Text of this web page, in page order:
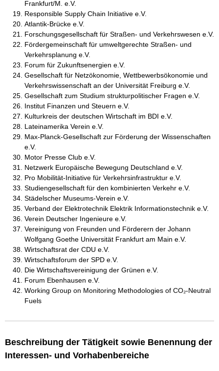
Frankfurt/M. e.V.
Responsible Supply Chain Initiative e.V.
Atlantik-Brücke e.V.
Forschungsgesellschaft für Straßen- und Verkehrswesen e.V.
Fördergemeinschaft für umweltgerechte Straßen- und
Verkehrsplanung e.V.
Forum für Zukunftsenergien e.V.
Gesellschaft für Netzökonomie, Wettbewerbsökonomie und
Verkehrswissenschaft an der Universität Freiburg e.V.
Gesellschaft zum Studium strukturpolitischer Fragen e.V.
Institut Finanzen und Steuern e.V.
Kulturkreis der deutschen Wirtschaft im BDI e.V.
Lateinamerika Verein e.V.
Max-Planck-Gesellschaft zur Förderung der Wissenschaften
e.V.
Motor Presse Club e.V.
Netzwerk Europäische Bewegung Deutschland e.V.
Pro Mobilität-Initiative für Verkehrsinfrastruktur e.V.
Studiengesellschaft für den kombinierten Verkehr e.V.
Städelscher Museums-Verein e.V.
Verband der Elektrotechnik Elektrik Informationstechnik e.V.
Verein Deutscher Ingenieure e.V.
Vereinigung von Freunden und Förderern der Johann
Wolfgang Goethe Universität Frankfurt am Main e.V.
Wirtschaftsrat der CDU e.V.
Wirtschaftsforum der SPD e.V.
Die Wirtschaftsvereinigung der Grünen e.V.
Forum Ebenhausen e.V.
Working Group on Monitoring Methodologies of CO₂-Neutral
Fuels
Beschreibung der Tätigkeit sowie Benennung der
Interessen- und Vorhabenbereiche